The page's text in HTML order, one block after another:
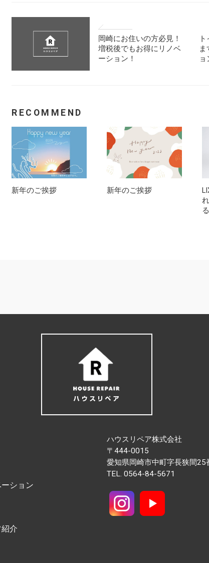
岡崎にお住いの方必見！
増税後でもお得にリノベ
ーション！
RECOMMEND
新年のご挨拶 新年のご挨拶
ション
介
ハウスリペア株式会社
〒444-0015
愛知県岡崎市中町字長狭間25
TEL. 0564-84-5671